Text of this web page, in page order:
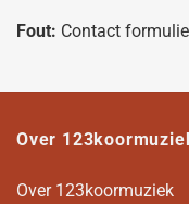
Fout: Contact
Over
Over 123koormuziek